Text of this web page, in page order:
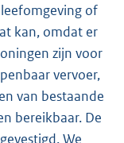
of
kan, omdat er
zijn voor
vervoer,
van bestaande
bereikbaar. De
We